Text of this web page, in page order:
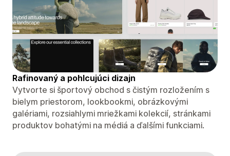
Rafinovaný a pohlcujúci dizajn
Vytvorte si športový obchod s čistým rozložením s
bielym priestorom, lookbookmi, obrázkovými
galériami, rozsiahlymi mriežkami kolekcií, stránkami
produktov bohatými na médiá a ďalšími funkciami.